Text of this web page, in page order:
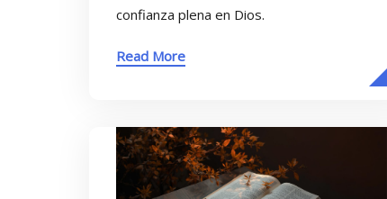
confianza plena en Dios.
Read More